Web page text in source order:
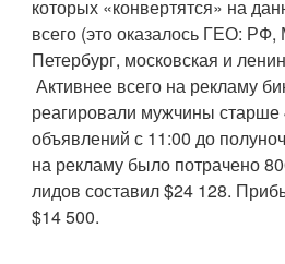
которых «конвертятся» на
всего (это оказалось ГЕО: РФ,
Петербург, московская и
Активнее всего на рекламу
реагировали мужчины старше
объявлений с 11:00 до
на рекламу было потрачено
лидов составил $24 128.
$14 500.